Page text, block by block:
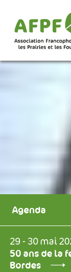
Agenda
29 - 30 mai
50 ans de la
Bordes